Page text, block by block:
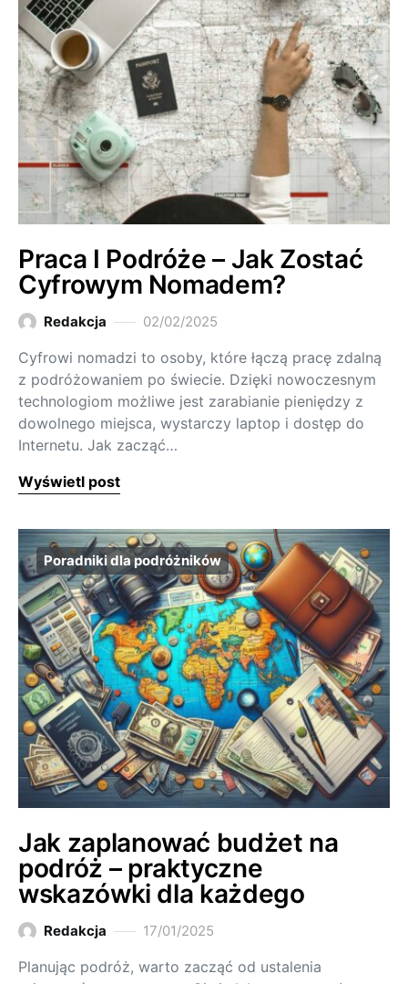
Praca I Podróże – Jak Zostać
Cyfrowym Nomadem?
Redakcja 02/02/2025
Cyfrowi nomadzi to osoby, które łączą pracę zdalną
z podróżowaniem po świecie. Dzięki nowoczesnym
technologiom możliwe jest zarabianie pieniędzy z
dowolnego miejsca, wystarczy laptop i dostęp do
Internetu. Jak zacząć…
Wyświetl post
Poradniki dla podróżników
Jak zaplanować budżet na
podróż – praktyczne
wskazówki dla każdego
Redakcja 17/01/2025
Planując podróż, warto zacząć od ustalenia